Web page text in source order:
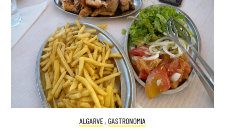
ALGARVE, GASTRONOMIA